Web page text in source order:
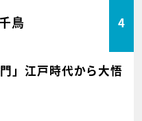
鳥 4
」江戸時代から大悟